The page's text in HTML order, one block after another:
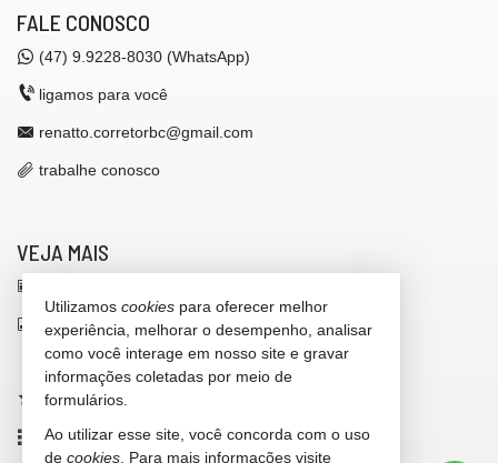
FALE CONOSCO
(47) 9.9228-8030 (WhatsApp)
ligamos para você
renatto.corretorbc@gmail.com
trabalhe conosco
VEJA MAIS
indicadores financeiros
cadastre seu imóvel
imóveis favoritos
mapa de imóveis
Utilizamos cookies para oferecer melhor
experiência, melhorar o desempenho, analisar
como você interage em nosso site e gravar
informações coletadas por meio de
formulários.
Ao utilizar esse site, você concorda com o uso
de cookies . Para mais informações visite